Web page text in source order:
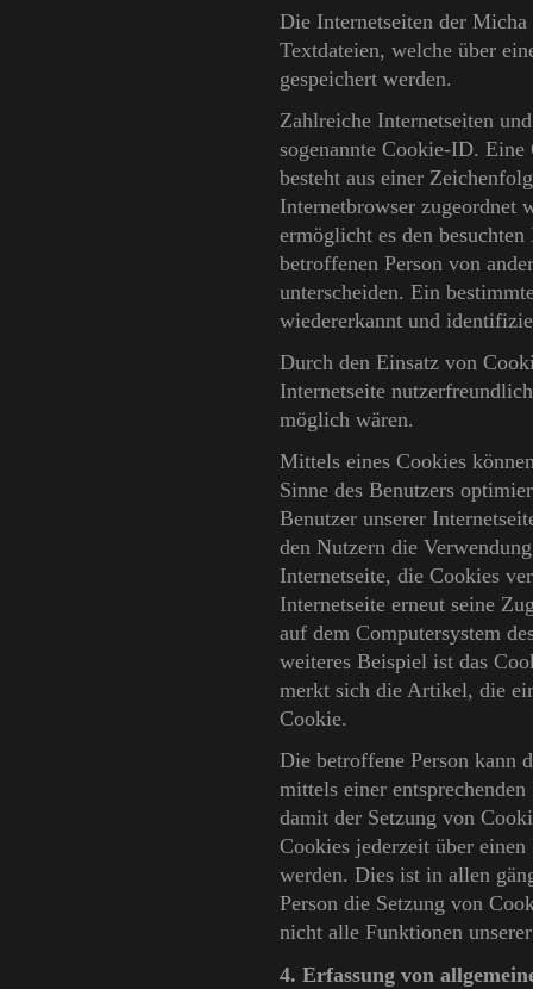
Die Internetseiten der
Textdateien, welche über
gespeichert werden.
Zahlreiche Internetseiten
sogenannte Cookie-ID.
besteht aus einer
Internetbrowser zugeordnet
ermöglicht es den
betroffenen Person von
unterscheiden. Ein
wiedererkannt und
Durch den Einsatz von
Internetseite
möglich wären.
Mittels eines Cookies
Sinne des Benutzers
Benutzer unserer
den Nutzern die
Internetseite, die Cookies
Internetseite erneut seine
auf dem Computersystem
weiteres Beispiel ist das
merkt sich die Artikel, die
Cookie.
Die betroffene Person kann
mittels einer
damit der Setzung von
Cookies jederzeit über
werden. Dies ist in allen
Person die Setzung von
nicht alle Funktionen
4. Erfassung von